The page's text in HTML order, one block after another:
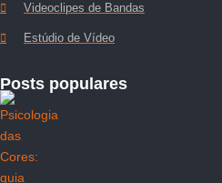
Videoclipes de Bandas
Estúdio de Vídeo
Posts populares